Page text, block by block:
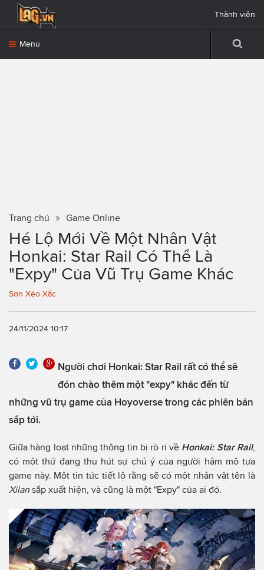
Menu
Thành viên
Trang chủ Game Online
Hé Lộ Mới Về Một Nhân Vật
Honkai: Star Rail Có Thể Là
"Expy" Của Vũ Trụ Game Khác
Sơn Xéo Xắc
24/11/2024 10:17
Người chơi Honkai: Star Rail rất có thể sẽ
đón chào thêm một "expy" khác đến từ
những vũ trụ game của Hoyoverse trong các phiên bản
sắp tới.
Giữa hàng loạt những thông tin bị rò rỉ về Honkai: Star Rail,
có một thứ đang thu hút sự chú ý của người hâm mộ tựa
game này. Một tin tức tiết lộ rằng sẽ có một nhân vật tên là
Xilan sắp xuất hiện, và cũng là một "Expy" của ai đó.